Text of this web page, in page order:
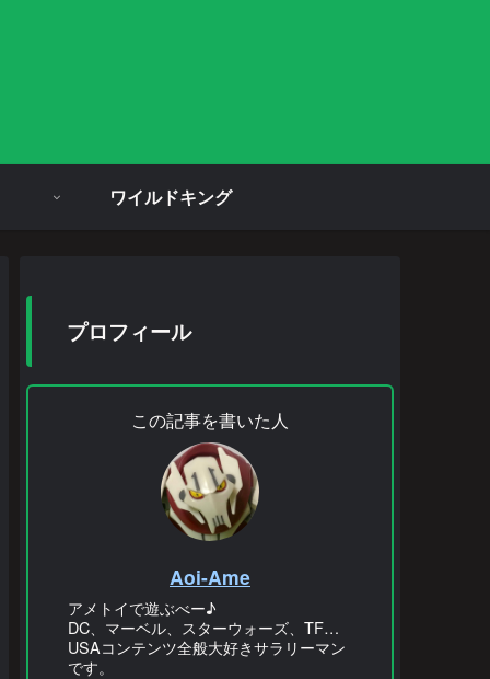
ワイルドキング
プロフィール
この記事を書いた人
Aoi-Ame
アメトイで遊ぶべー♪
DC、マーベル、スターウォーズ、TF…
USAコンテンツ全般大好きサラリーマン
です。